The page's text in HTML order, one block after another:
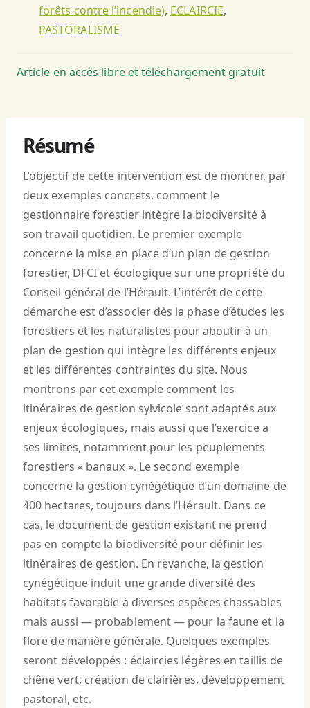
forêts contre l’incendie), ECLAIRCIE,
PASTORALISME
Article en accès libre et téléchargement gratuit
Résumé
L’objectif de cette intervention est de montrer, par
deux exemples concrets, comment le
gestionnaire forestier intègre la biodiversité à
son travail quotidien. Le premier exemple
concerne la mise en place d’un plan de gestion
forestier, DFCI et écologique sur une propriété du
Conseil général de l’Hérault. L’intérêt de cette
démarche est d’associer dès la phase d’études les
forestiers et les naturalistes pour aboutir à un
plan de gestion qui intègre les différents enjeux
et les différentes contraintes du site. Nous
montrons par cet exemple comment les
itinéraires de gestion sylvicole sont adaptés aux
enjeux écologiques, mais aussi que l’exercice a
ses limites, notamment pour les peuplements
forestiers « banaux ». Le second exemple
concerne la gestion cynégétique d’un domaine de
400 hectares, toujours dans l’Hérault. Dans ce
cas, le document de gestion existant ne prend
pas en compte la biodiversité pour définir les
itinéraires de gestion. En revanche, la gestion
cynégétique induit une grande diversité des
habitats favorable à diverses espèces chassables
mais aussi — probablement — pour la faune et la
flore de manière générale. Quelques exemples
seront développés : éclaircies légères en taillis de
chêne vert, création de clairières, développement
pastoral, etc.